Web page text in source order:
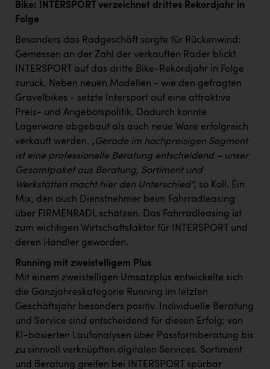
SCRI - Salzburg Cancer Research Institute
Schwingshandl - automation technology gmbh
Smurfit Westrock Nettingsdorf
TCL
TGW Logistics
TRAILOMAT & Cycling Austria
VERITAS
Vier Diamanten
Vorlagenportal
Wirtschaftskammer OÖ
ZULuft - Zukunft Luft Austria
Österreichisches Hebammengremium
Bike: INTERSPORT verzeichnet drittes Rekordjahr in
Folge
Besonders das Radgeschäft sorgte für Rückenwind:
Gemessen an der Zahl der verkauften Räder blickt
INTERSPORT auf das dritte Bike-Rekordjahr in Folge
zurück. Neben neuen Modellen - wie den gefragten
Gravelbikes - setzte Intersport auf eine attraktive
Preis- und Angebotspolitik. Dadurch konnte
Lagerware abgebaut als auch neue Ware erfolgreich
verkauft werden. „Gerade im hochpreisigen Segment
ist eine professionelle Beratung entscheidend – unser
Gesamtpaket aus Beratung, Sortiment und
Werkstätten macht hier den Unterschied“, so Koll. Ein
Mix, den auch Dienstnehmer beim Fahrradleasing
über FIRMENRADL schätzen. Das Fahrradleasing ist
zum wichtigen Wirtschaftsfaktor für INTERSPORT und
deren Händler geworden.
Running mit zweistelligem Plus
Mit einem zweistelligen Umsatzplus entwickelte sich
die Ganzjahreskategorie Running im letzten
Geschäftsjahr besonders positiv. Individuelle Beratung
und Service sind entscheidend für diesen Erfolg: von
KI-basierten Laufanalysen über Passformberatung bis
zu sinnvoll verknüpften digitalen Services. Sortiment
und Beratung greifen bei INTERSPORT spürbar